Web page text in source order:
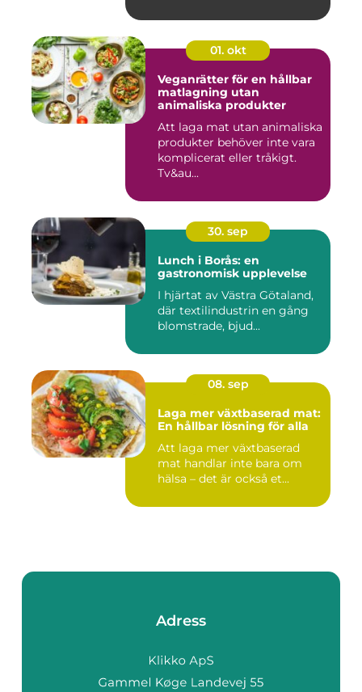
01. okt
Veganrätter för en hållbar
matlagning utan
animaliska produkter
Att laga mat utan animaliska
produkter behöver inte vara
komplicerat eller tråkigt.
Tv&au...
30. sep
Lunch i Borås: en
gastronomisk upplevelse
I hjärtat av Västra Götaland,
där textilindustrin en gång
blomstrade, bjud...
08. sep
Laga mer växtbaserad mat:
En hållbar lösning för alla
Att laga mer växtbaserad
mat handlar inte bara om
hälsa – det är också et...
Adress